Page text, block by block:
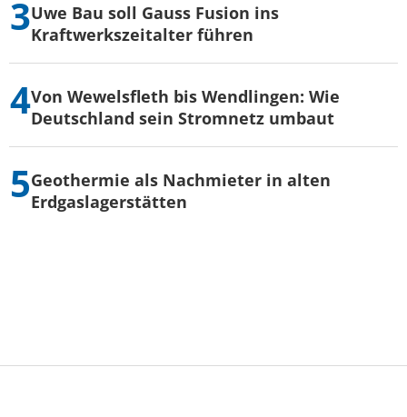
Uwe Bau soll Gauss Fusion ins
Kraftwerkszeitalter führen
Von Wewelsfleth bis Wendlingen: Wie
Deutschland sein Stromnetz umbaut
Geothermie als Nachmieter in alten
Erdgaslagerstätten